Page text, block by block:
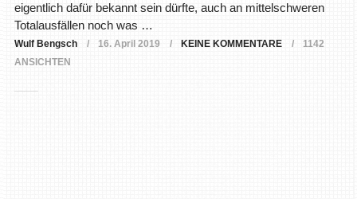
eigentlich dafür bekannt sein dürfte, auch an mittelschweren
Totalausfällen noch was …
Wulf Bengsch 16. April 2019 KEINE KOMMENTARE
1142
ANSICHTEN